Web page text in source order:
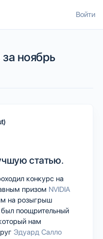
Войти
ноябрь
статью.
конкурс на
призом NVIDIA
на розыгрыш
поощрительный
нам
Эдуард Салло